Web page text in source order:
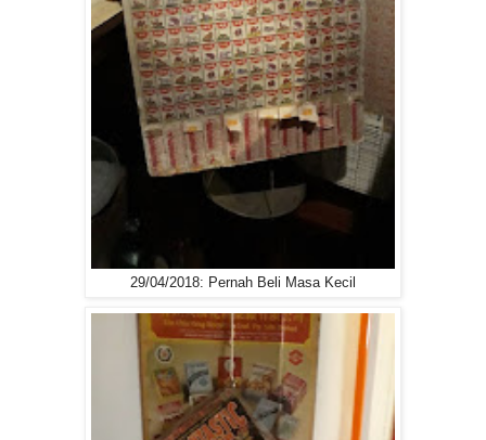
29/04/2018: Pernah Beli Masa Kecil